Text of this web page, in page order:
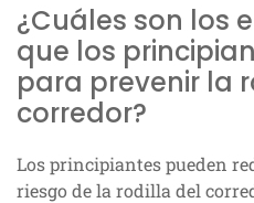
¿Cuáles son los
que los
para prevenir la
corredor?
Los principiantes pueden
riesgo de la rodilla del